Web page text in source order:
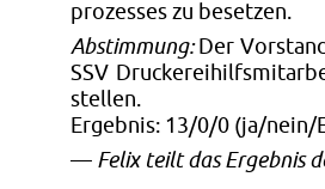
pro­zes­ses zu be­set­zen.
Ab­stim­mung:Der
SSV
stel­len.
Er­geb­nis: 13/0/0 (ja/nein/
— Felix teilt das Er­geb­nis